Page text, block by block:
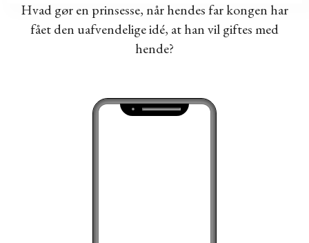
Hvad gør en prinsesse, når hendes far kongen har
fået den uafvendelige idé, at han vil giftes med
hende?